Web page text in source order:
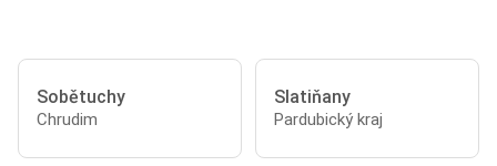
Sobětuchy
Chrudim
Slatiňany
Pardubický kraj